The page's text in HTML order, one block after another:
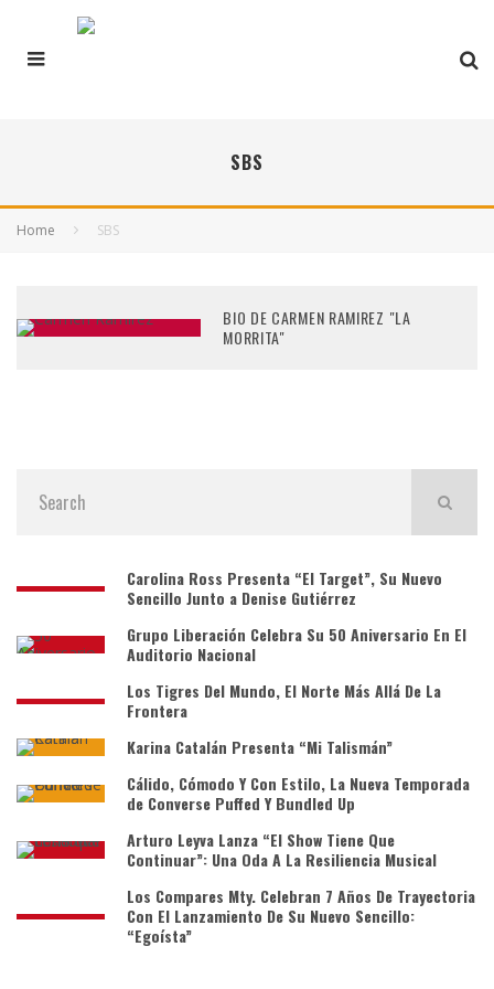
SBS
Home SBS
BIO DE CARMEN RAMIREZ "LA
MORRITA"
Carolina Ross Presenta “El Target”, Su Nuevo
Sencillo Junto a Denise Gutiérrez
Grupo Liberación Celebra Su 50 Aniversario En El
Auditorio Nacional
Los Tigres Del Mundo, El Norte Más Allá De La
Frontera
Karina Catalán Presenta “Mi Talismán”
Cálido, Cómodo Y Con Estilo, La Nueva Temporada
de Converse Puffed Y Bundled Up
Arturo Leyva Lanza “El Show Tiene Que
Continuar”: Una Oda A La Resiliencia Musical
Los Compares Mty. Celebran 7 Años De Trayectoria
Con El Lanzamiento De Su Nuevo Sencillo:
“Egoísta”